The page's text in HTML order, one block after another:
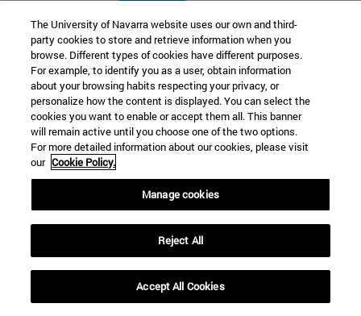
22 SEP
FUNCIÓN Y FICCIÓN. Varios artistas
Más información
The University of Navarra website uses our own and third-
party cookies to store and retrieve information when you
browse. Different types of cookies have different purposes.
For example, to identify you as a user, obtain information
about your browsing habits respecting your privacy, or
personalize how the content is displayed. You can select the
cookies you want to enable or accept them all. This banner
will remain active until you choose one of the two options.
For more detailed information about our cookies, please visit
our Cookie Policy.
Manage cookies
Reject All
Accept All Cookies